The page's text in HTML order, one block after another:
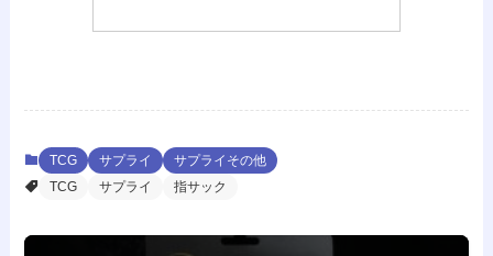
TCG サプライ
サプライその他
TCG
サプライ 指サック